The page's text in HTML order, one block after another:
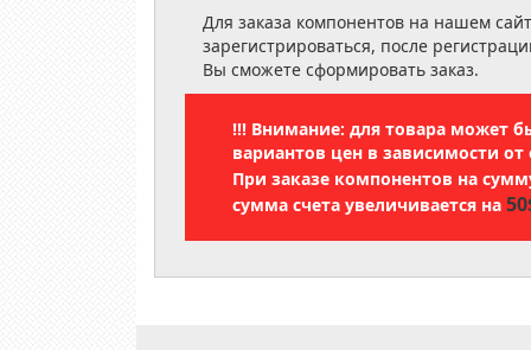
Для заказа компонентов на нашем
зарегистрироваться, после
Вы сможете сформировать заказ.
!!! Внимание: для товара может
вариантов цен в зависимости от
При заказе компонентов на
сумма счета увеличивается на